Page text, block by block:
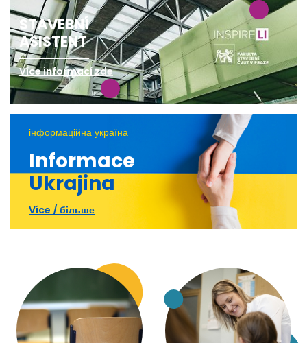
STAVEBNÍ
ASISTENT
Více informací zde
інформаційна україна
Informace
Ukrajina
Více / більше